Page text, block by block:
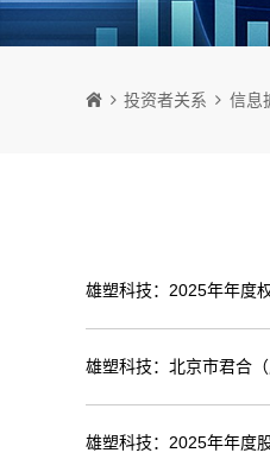
投资者关系 信息
雄塑科技：2025年年度
雄塑科技：北京市君合
雄塑科技：2025年年度